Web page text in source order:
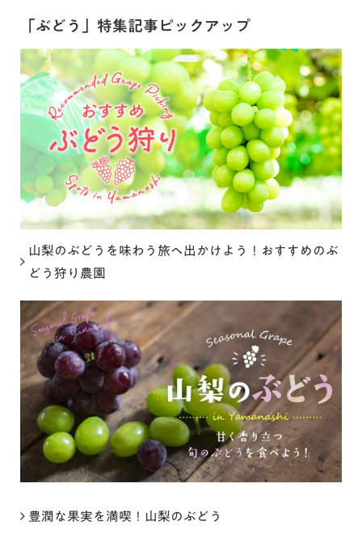
「ぶどう」特集記事ピックアップ
山梨のぶどうを味わう旅へ出かけよう！おすすめのぶ
どう狩り農園
豊潤な果実を満喫！山梨のぶどう